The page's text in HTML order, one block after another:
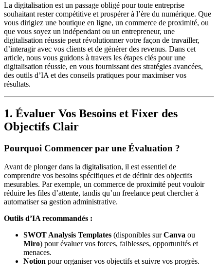
La digitalisation est un passage obligé pour toute entreprise
souhaitant rester compétitive et prospérer à l’ère du numérique. Que
vous dirigiez une boutique en ligne, un commerce de proximité, ou
que vous soyez un indépendant ou un entrepreneur, une
digitalisation réussie peut révolutionner votre façon de travailler,
d’interagir avec vos clients et de générer des revenus. Dans cet
article, nous vous guidons à travers les étapes clés pour une
digitalisation réussie, en vous fournissant des stratégies avancées,
des outils d’IA et des conseils pratiques pour maximiser vos
résultats.
1. Évaluer Vos Besoins et Fixer des
Objectifs Clair
Pourquoi Commencer par une Évaluation ?
Avant de plonger dans la digitalisation, il est essentiel de
comprendre vos besoins spécifiques et de définir des objectifs
mesurables. Par exemple, un commerce de proximité peut vouloir
réduire les files d’attente, tandis qu’un freelance peut chercher à
automatiser sa gestion administrative.
Outils d’IA recommandés :
SWOT Analysis Templates (disponibles surCanva ou
Miro) pour évaluer vos forces, faiblesses, opportunités et
menaces.
Notion pour organiser vos objectifs et suivre vos progrès.